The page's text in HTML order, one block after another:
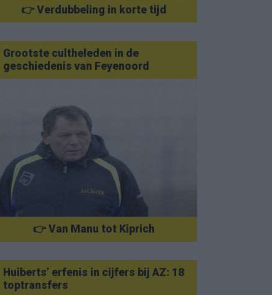
👉 Verdubbeling in korte tijd
Grootste cultheleden in de
geschiedenis van Feyenoord
👉 Van Manu tot Kiprich
Huiberts’ erfenis in cijfers bij AZ: 18
toptransfers